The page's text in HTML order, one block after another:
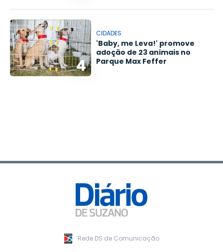
4
CIDADES
'Baby, me Leva!' promove
adoção de 23 animais no
Parque Max Feffer
Rede DS de Comunicação